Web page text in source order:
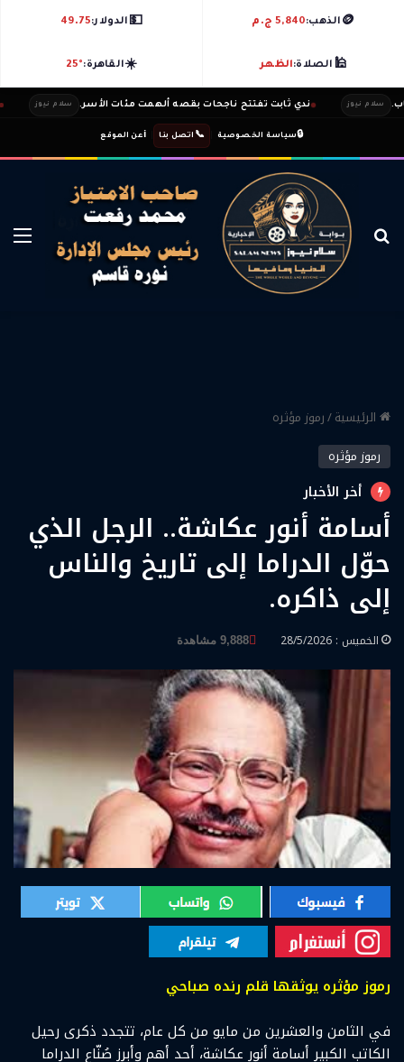
🪙 الذهب:5,840 ج.م 💵 الدولار:49.75
🕌 الصلاة:الظهر ☀️القاهرة:25°
نيوز ندي ثابت تفتتح ناجحات بقصه ألهمت مئات الأسر. سلام نيوز
🔒سياسة الخصوصية 📞 اتصل بنا ℹ️عن الموقع
بحث عن
الرئيسية/رموز مؤثره
رموز مؤثره
أخر الأخبار
أسامة أنور عكاشة.. الرجل الذي
حوّل الدراما إلى تاريخ والناس
إلى ذاكره.
الخميس : 28/5/2026 9,888 مشاهدة
رموز مؤثره يوثقها قلم رنده صباحي
في الثامن والعشرين من مايو من كل عام، تتجدد ذكرى رحيل
الكاتب الكبير أسامة أنور عكاشة، أحد أهم وأبرز صُنّاع الدراما